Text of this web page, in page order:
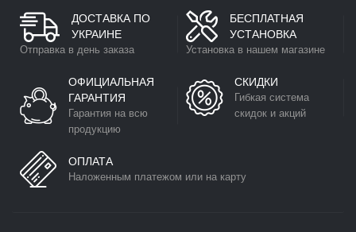
ДОСТАВКА ПО
УКРАИНЕ
Отправка в день заказа
БЕСПЛАТНАЯ
УСТАНОВКА
Установка в нашем магазине
ОФИЦИАЛЬНАЯ
ГАРАНТИЯ
Гарантия на всю
продукцию
СКИДКИ
Гибкая система
скидок и акций
ОПЛАТА
Наложенным платежом или на карту